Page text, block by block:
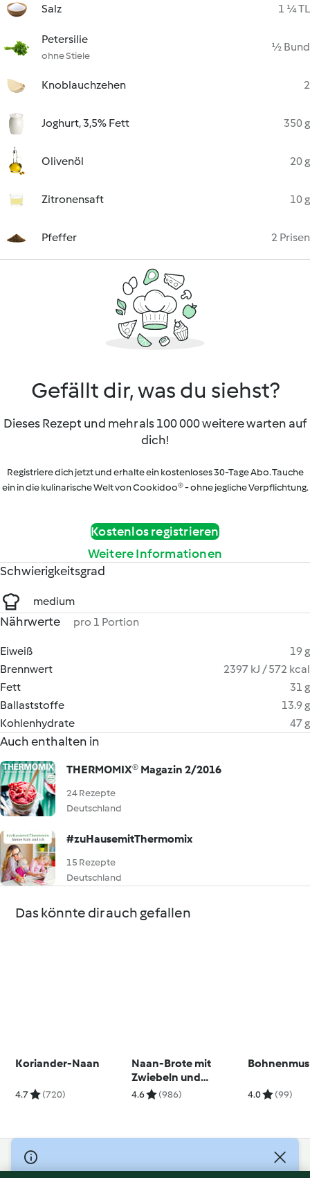
Salz 1 ¼ TL
Petersilie
ohne Stiele
½ Bund
Knoblauchzehen 2
Joghurt, 3,5% Fett 350 g
Olivenöl 20 g
Zitronensaft 10 g
Pfeffer 2 Prisen
Gefällt dir, was du siehst?
Dieses Rezept und mehr als 100 000 weitere warten auf
dich!
Registriere dich jetzt und erhalte ein kostenloses 30-Tage Abo. Tauche
ein in die kulinarische Welt von Cookidoo® - ohne jegliche Verpflichtung.
Kostenlos registrieren
Weitere Informationen
Schwierigkeitsgrad
medium
Nährwerte pro 1 Portion
Eiweiß
19 g
Brennwert
2397 kJ / 572 kcal
Fett
31 g
Ballaststoffe
13.9 g
Kohlenhydrate
47 g
Auch enthalten in
THERMOMIX® Magazin 2/2016
24 Rezepte
Deutschland
#zuHausemitThermomix
15 Rezepte
Deutschland
Das könnte dir auch gefallen
Koriander-Naan
4.7 (720)
Naan-Brote mit
Zwiebeln und
Kreuzkümmel
4.6 (986)
Bohnenmus
4.0 (99)
© Copyright 2026